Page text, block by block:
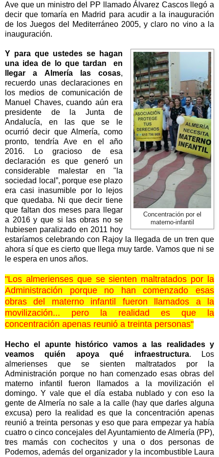
Ave que un ministro del PP llamado Álvarez Cascos llegó a
decir que tomaría en Madrid para acudir a la inauguración
de los Juegos del Mediterráneo 2005, y claro no vino a la
inauguración.
Concentración por el
materno-infantil
Y para que ustedes se hagan
una idea de lo que tardan en
llegar a Almería las cosas,
recuerdo unas declaraciones en
los medios de comunicación de
Manuel Chaves, cuando aún era
presidente de
la Junta de
Andalucía, en las que se le
ocurrió decir que Almería, como
pronto, tendría Ave en el año
2016. Lo gracioso de esa
declaración es que generó un
considerable malestar en "la
sociedad local”, porque ese plazo
era casi inasumible por lo lejos
que quedaba. Ni que decir tiene
que faltan dos meses para llegar
a 2016 y que si las obras no se
hubiesen paralizado en 2011 hoy
estaríamos celebrando con Rajoy la llegada de un tren que
ahora sí que es cierto que llega muy tarde. Vamos que ni se
le espera en unos años.
"Los almerienses que se sienten maltratados por la
Administración porque no han comenzado esas
obras del materno infantil fueron llamados a la
movilización... pero la realidad es que la
concentración apenas reunió a treinta personas"
Hecho el apunte histórico vamos a las realidades y
veamos quién apoya qué infraestructura. Los
almerienses que se sienten maltratados por la
Administración porque no han comenzado esas obras del
materno infantil fueron llamados a la movilización el
domingo. Y vale que el día estaba nublado y con eso la
gente de Almería no sale a la calle (hay que darles alguna
excusa) pero la realidad es que la concentración apenas
reunió a treinta personas y eso que para empezar ya había
cuatro o cinco concejales del Ayuntamiento de Almería (PP),
tres mamás con cochecitos y una o dos personas de
Podemos, además del organizador y la incombustible Laura